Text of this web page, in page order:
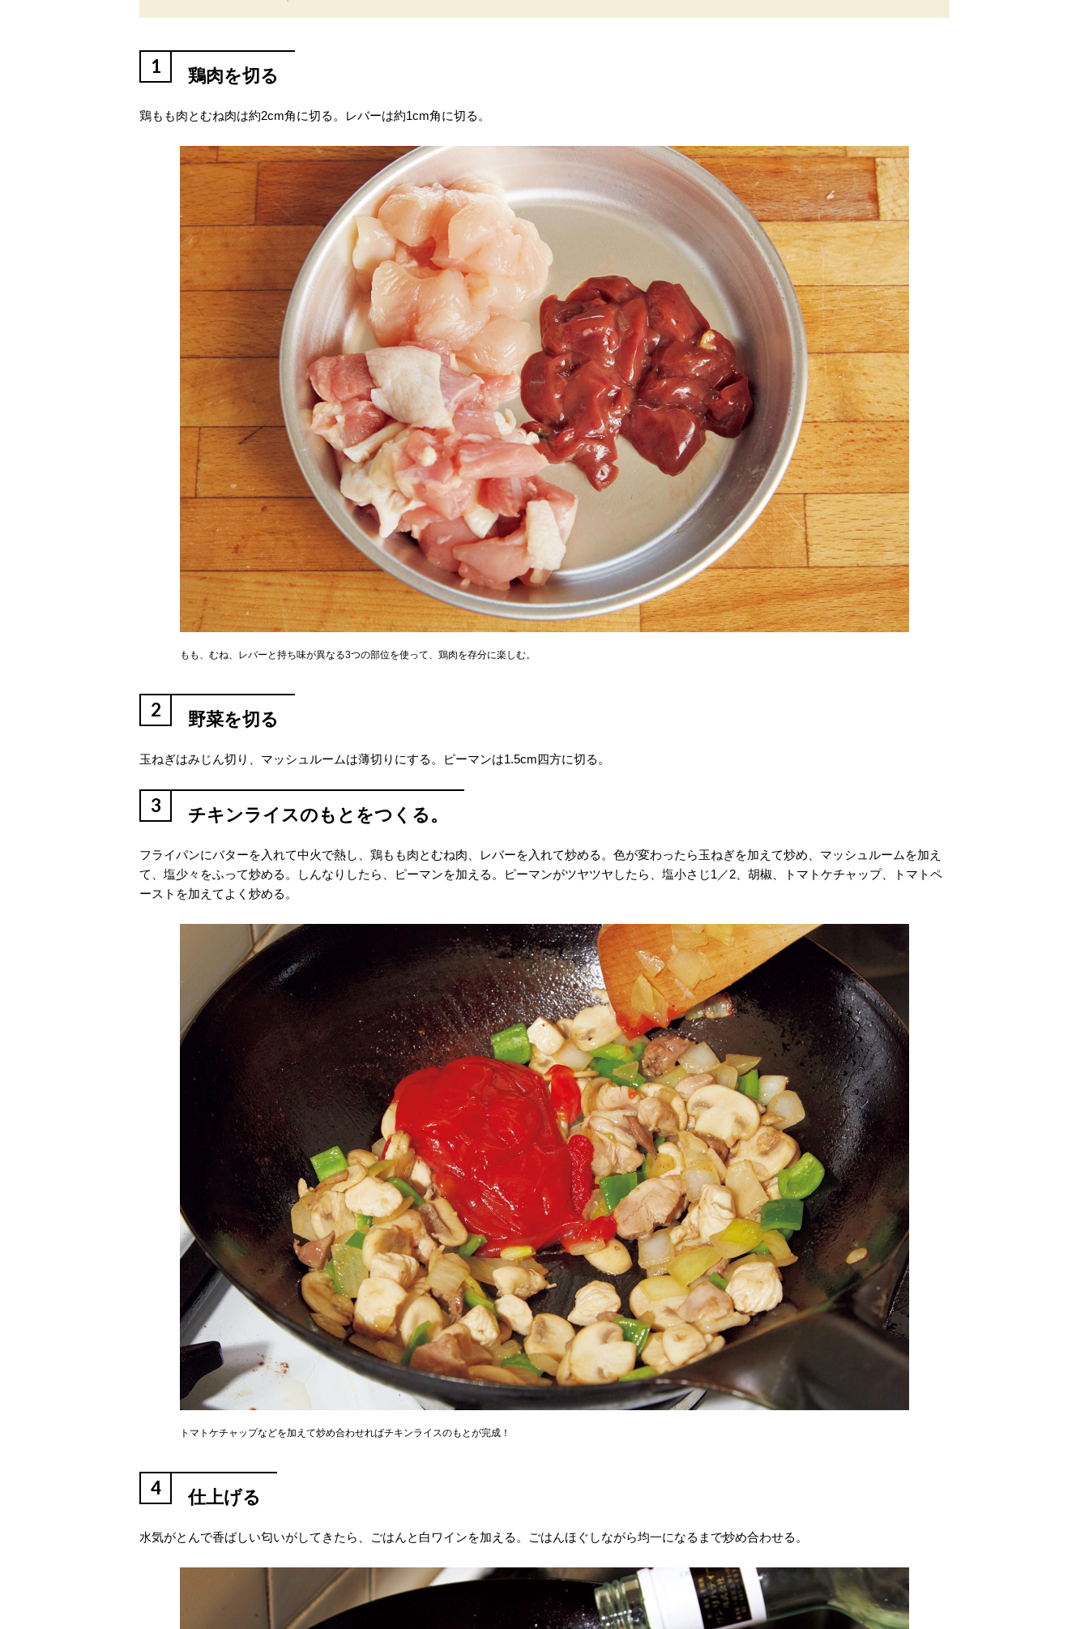
1 鶏肉を切る
鶏もも肉とむね肉は約2cm角に切る。レバーは約1cm角に切る。
もも、むね、レバーと持ち味が異なる3つの部位を使って、鶏肉を存分に楽しむ。
2 野菜を切る
玉ねぎはみじん切り、マッシュルームは薄切りにする。ピーマンは1.5cm四方に切る。
3 チキンライスのもとをつくる。
フライパンにバターを入れて中火で熱し、鶏もも肉とむね肉、レバーを入れて炒める。色が変わったら玉ねぎを加えて炒め、マッシュルームを加え
て、塩少々をふって炒める。しんなりしたら、ピーマンを加える。ピーマンがツヤツヤしたら、塩小さじ1／2、胡椒、トマトケチャップ、トマトペ
ーストを加えてよく炒める。
トマトケチャップなどを加えて炒め合わせればチキンライスのもとが完成！
4 仕上げる
水気がとんで香ばしい匂いがしてきたら、ごはんと白ワインを加える。ごはんほぐしながら均一になるまで炒め合わせる。